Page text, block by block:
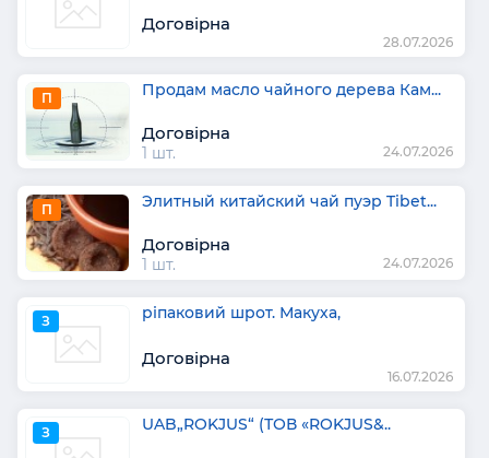
Договірна
28.07.2026
П Продам масло чайного дерева Кам...
Договірна
1 шт. 24.07.2026
П Элитный китайский чай пуэр Tibet...
Договірна
1 шт. 24.07.2026
З ріпаковий шрот. Макуха,
Договірна
16.07.2026
З UAB„ROKJUS“ (ТОВ «ROKJUS&..